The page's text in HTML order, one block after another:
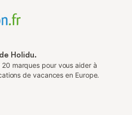
Holidu.
marques pour vous aider à
de vacances en Europe.